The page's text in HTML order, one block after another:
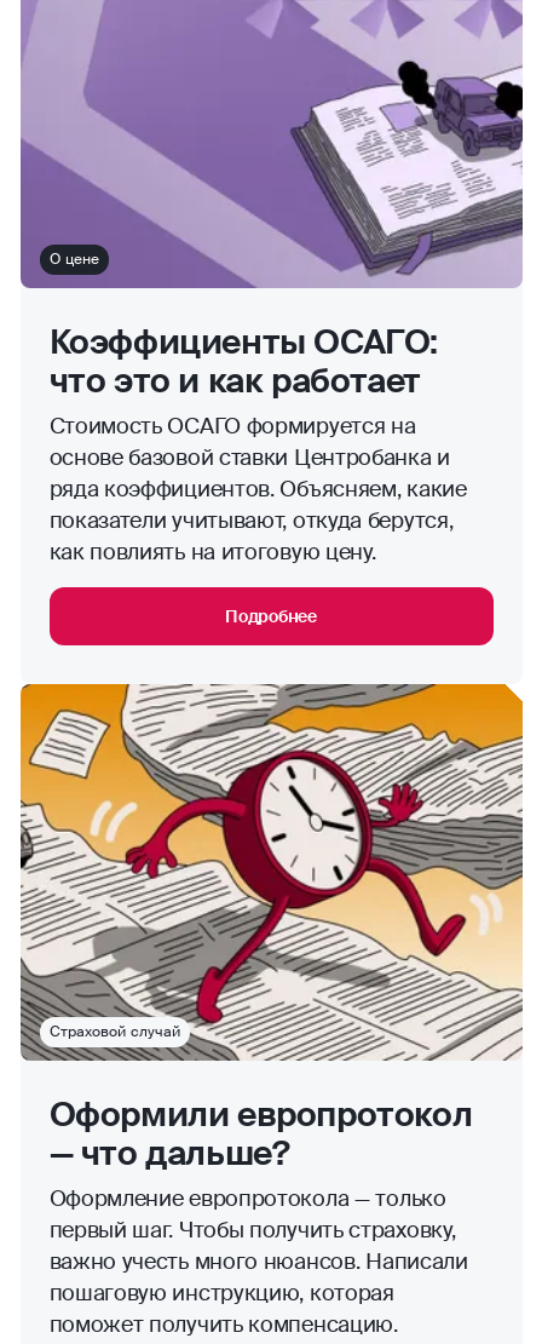
О цене
Коэффициенты ОСАГО:
что это и как работает
Стоимость ОСАГО формируется на
основе базовой ставки Центробанка и
ряда коэффициентов. Объясняем, какие
показатели учитывают, откуда берутся,
как повлиять на итоговую цену.
Подробнее
Страховой случай
Оформили европротокол
— что дальше?
Оформление европротокола — только
первый шаг. Чтобы получить страховку,
важно учесть много нюансов. Написали
пошаговую инструкцию, которая
поможет получить компенсацию.